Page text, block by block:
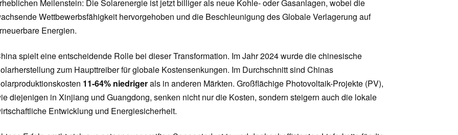
Meilenstein: Die Solarenergie ist jetzt billiger als neue Kohle- oder Gasanlagen, wobei die
Wettbewerbsfähigkeit hervorgehoben und die Beschleunigung des Globale Verlagerung auf
Energien.
spielt eine entscheidende Rolle bei dieser Transformation. Im Jahr 2024 wurde die chinesische
zum Haupttreiber für globale Kostensenkungen. Im Durchschnitt sind Chinas
11-64% niedrigerals in anderen Märkten. Großflächige Photovoltaik-Projekte (PV),
diejenigen in Xinjiang und Guangdong, senken nicht nur die Kosten, sondern steigern auch die lokale
Entwicklung und Energiesicherheit.